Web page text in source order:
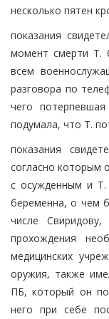
несколько пятен
показания
момент смерти Т.
всем
разговора по
чего
подумала, что Т.
показания
согласно которым
с осужденным и Т.
беременна, о чем
числе
прохождения
медицинских
оружия, также
ПБ, который он
него при себе